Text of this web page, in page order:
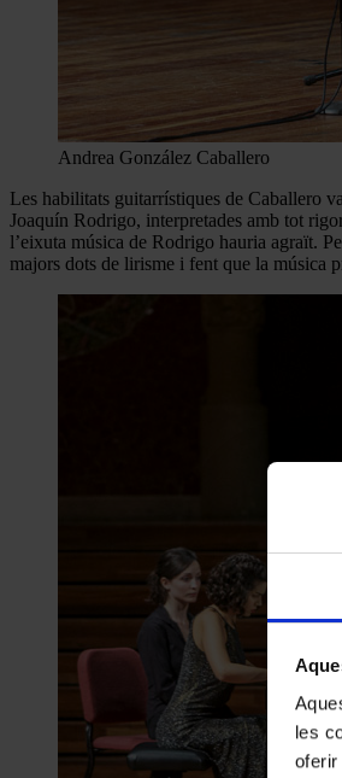
les
Andrea González Caballero
Les habilitats guitarrístiques de Caballero
Joaquín Rodrigo, interpretades amb tot
l’eixuta música de Rodrigo hauria agraït.
majors dots de lirisme i fent que la música